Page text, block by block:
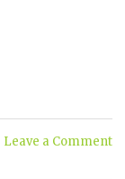
Leave a Comment